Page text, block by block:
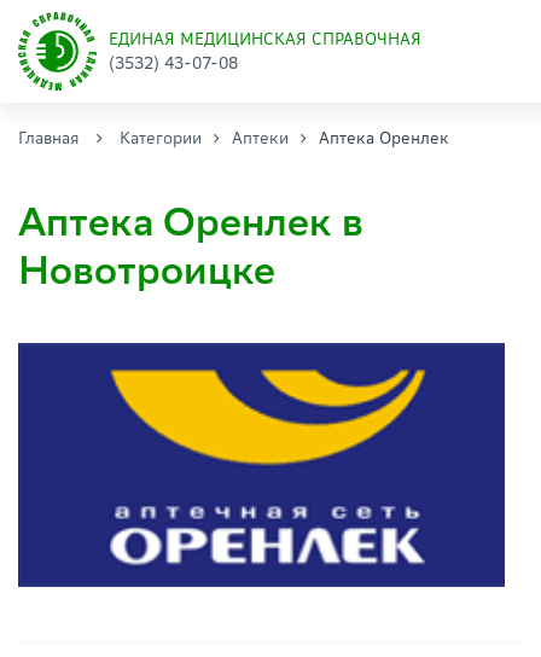
ЕДИНАЯ МЕДИЦИНСКАЯ СПРАВОЧНАЯ
(3532) 43-07-08
Главная Категории Аптеки Аптека Оренлек
Аптека Оренлек в
Новотроицке